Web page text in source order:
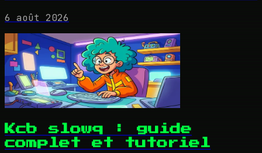
6 août 2026
Kcb slowq : guide
complet et tutoriel